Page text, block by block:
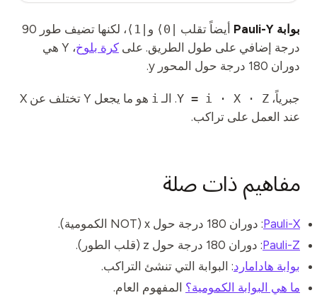
الفعاليات
الجداول الزمنية
المجتمعات
الأمن الكمومي
من نحن
فريقنا
تواصل
بوابة Pauli-Y أيضاً تقلب و
، لكنها تضيف طور 90
درجة إضافي على طول الطريق. على كرة بلوخ
، Y هي
دوران 180 درجة حول المحور y.
جبرياً، Y = i · X · Z. الـ i
هو ما يجعل Y تختلف عن X
عند العمل على تراكب.
مفاهيم ذات صلة
Pauli-X: دوران 180 درجة حول x (NOT الكمومية).
Pauli-Z: دوران 180 درجة حول z (قلب الطور).
بوابة هادامارد: البوابة التي تنشئ التراكب.
ما هي البوابة الكمومية؟ المفهوم العام.